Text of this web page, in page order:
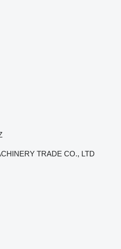
TRADE CO., LTD